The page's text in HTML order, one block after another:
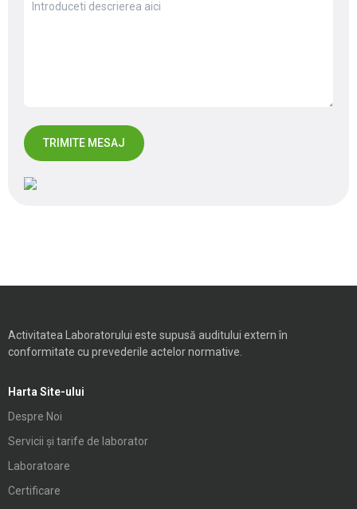
Activitatea Laboratorului este supusă auditului extern în
conformitate cu prevederile actelor normative.
Harta Site-ului
Despre Noi
Servicii și tarife de laborator
Laboratoare
Certificare